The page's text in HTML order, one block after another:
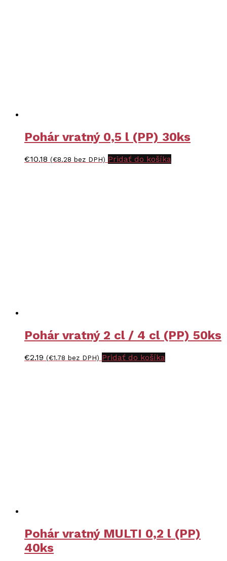
Pohár vratný 0,5 l (PP) 30ks
€10.18 (€8.28 bez DPH) Pridať do košíka
Pohár vratný 2 cl / 4 cl (PP) 50ks
€2.19 (€1.78 bez DPH) Pridať do košíka
Pohár vratný MULTI 0,2 l (PP)
40ks